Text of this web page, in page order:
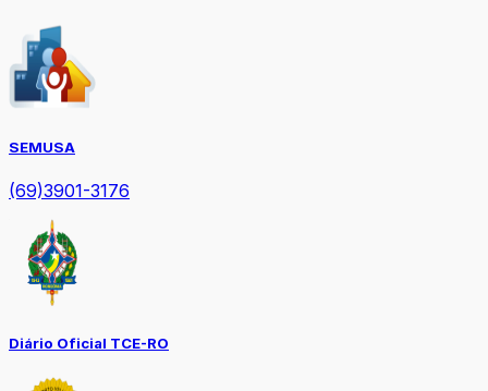
SEMUSA
(69)3901-3176
Diário Oficial TCE-RO